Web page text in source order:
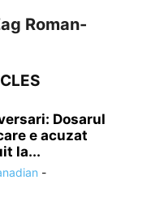
Roman-
Dosarul
e acuzat
la...
-